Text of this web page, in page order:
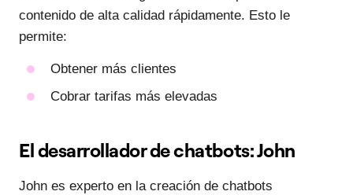
contenido de alta calidad rápidamente. Esto le
permite:
Obtener más clientes
Cobrar tarifas más elevadas
El desarrollador de chatbots: John
John es experto en la creación de chatbots